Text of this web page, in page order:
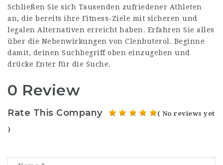
Schließen Sie sich Tausenden zufriedener Athleten
an, die bereits ihre Fitness-Ziele mit sicheren und
legalen Alternativen erreicht haben. Erfahren Sie alles
über die Nebenwirkungen von Clenbuterol. Beginne
damit, deinen Suchbegriff oben einzugeben und
drücke Enter für die Suche.
0 Review
Rate This Company ( No reviews yet
)